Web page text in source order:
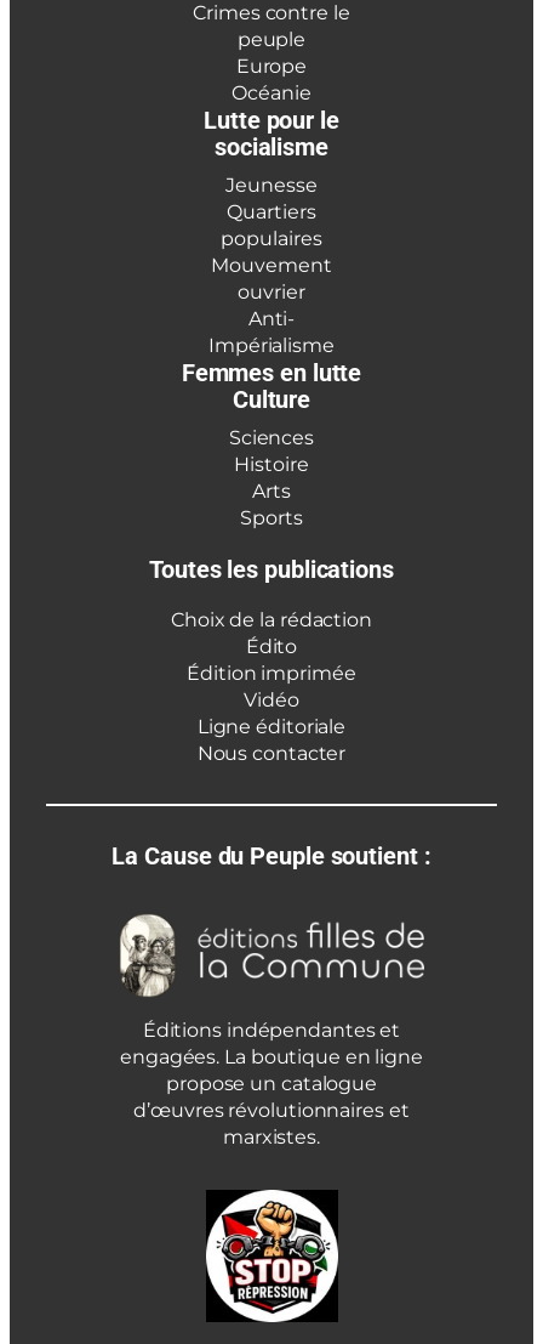
Crimes contre le
peuple
Europe
Océanie
Lutte pour le
socialisme
Jeunesse
Quartiers
populaires
Mouvement
ouvrier
Anti-
Impérialisme
Femmes en lutte
Culture
Sciences
Histoire
Arts
Sports
Toutes les publications
Choix de la rédaction
Édito
Édition imprimée
Vidéo
Ligne éditoriale
Nous contacter
La Cause du Peuple soutient :
Éditions indépendantes et
engagées. La boutique en ligne
propose un catalogue
d’œuvres révolutionnaires et
marxistes.